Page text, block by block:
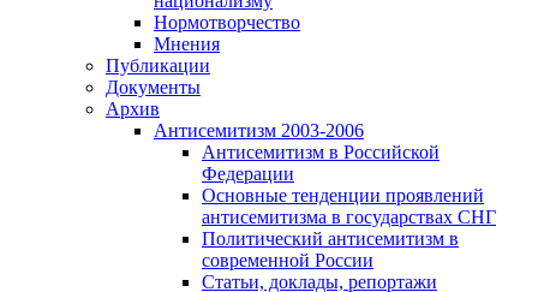
Нормотворчество
Мнения
Публикации
Документы
Архив
Антисемитизм 2003-2006
Антисемитизм в Российской
Федерации
Основные тенденции проявлений
антисемитизма в государствах СНГ
Политический антисемитизм в
современной России
Статьи, доклады, репортажи